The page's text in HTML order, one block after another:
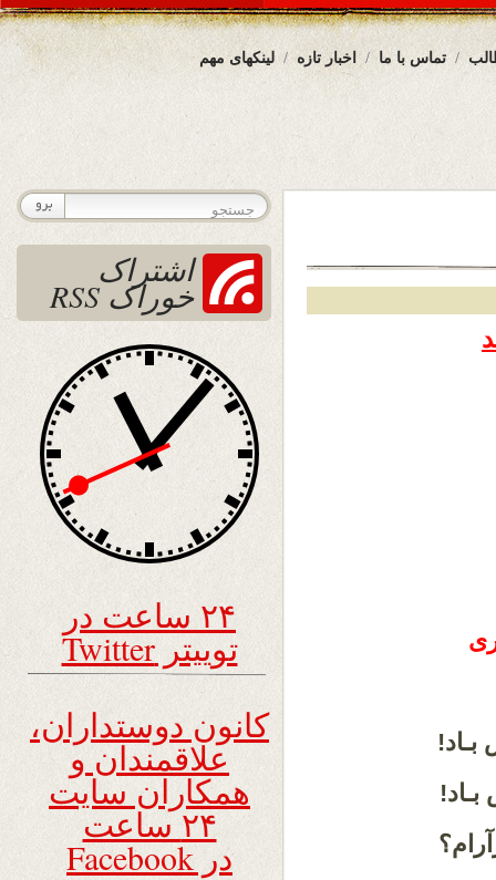
لینکهای مهم اخبار تازه تماس با ما
بـاد!
بـاد!
اشتراک
خوراک RSS
۲۴ ساعت در
توییتر Twitter
کانون دوستداران،
علاقمندان و
همکاران سایت
۲۴ ساعت
در Facebook